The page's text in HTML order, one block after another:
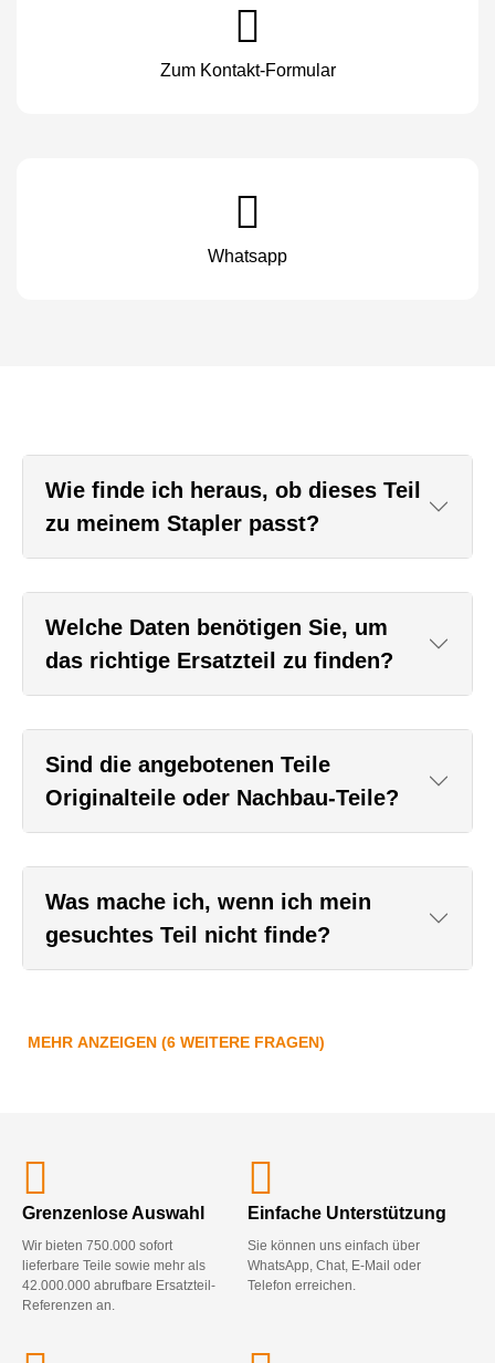
Zum Kontakt-Formular
Whatsapp
Wie finde ich heraus, ob dieses Teil
zu meinem Stapler passt?
Welche Daten benötigen Sie, um
das richtige Ersatzteil zu finden?
Sind die angebotenen Teile
Originalteile oder Nachbau-Teile?
Was mache ich, wenn ich mein
gesuchtes Teil nicht finde?
MEHR ANZEIGEN (6 WEITERE FRAGEN)
Grenzenlose Auswahl
Wir bieten 750.000 sofort
lieferbare Teile sowie mehr als
42.000.000 abrufbare Ersatzteil-
Referenzen an.
Einfache Unterstützung
Sie können uns einfach über
WhatsApp, Chat, E-Mail oder
Telefon erreichen.